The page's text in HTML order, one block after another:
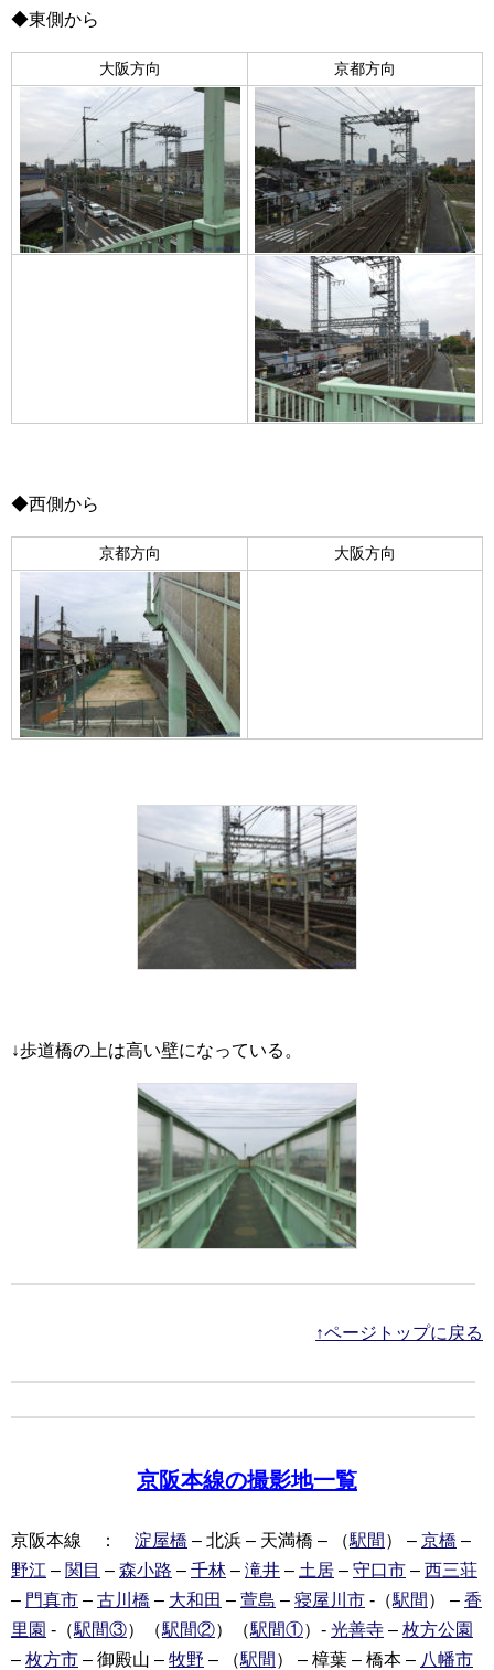
◆東側から
大阪方向 京都方向
◆西側から
京都方向 大阪方向
↓歩道橋の上は高い壁になっている。
↑ページトップに戻る
京阪本線の撮影地一覧
京阪本線 ： 淀屋橋 – 北浜 – 天満橋 – （駅間 ） – 京橋 –
野江 – 関目 – 森小路 – 千林 – 滝井 – 土居 – 守口市 – 西三荘
– 門真市 – 古川橋 – 大和田 – 萱島 – 寝屋川市 -（駅間 ） – 香
里園 -（駅間③）（駅間②）（駅間①）- 光善寺 – 枚方公園
– 枚方市 – 御殿山 – 牧野 – （駅間 ） – 樟葉 – 橋本 – 八幡市